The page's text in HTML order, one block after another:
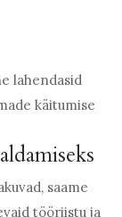
lahendasid
käitumise
saame
tööriistu ja